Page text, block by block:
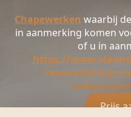
Chapewerken waarbij
in aanmerking komen
of u in
https://
renovatie/mijn-
Prijs